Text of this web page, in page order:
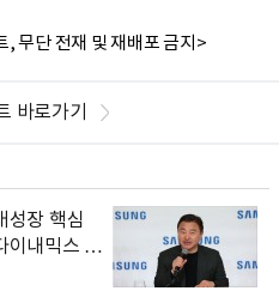
무단 전재 및 재배포 금지>
바로가기
성장 핵심
이내믹스 출